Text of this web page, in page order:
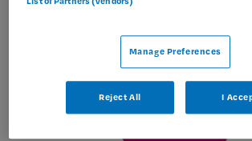
Manage Preferences
Reject All I